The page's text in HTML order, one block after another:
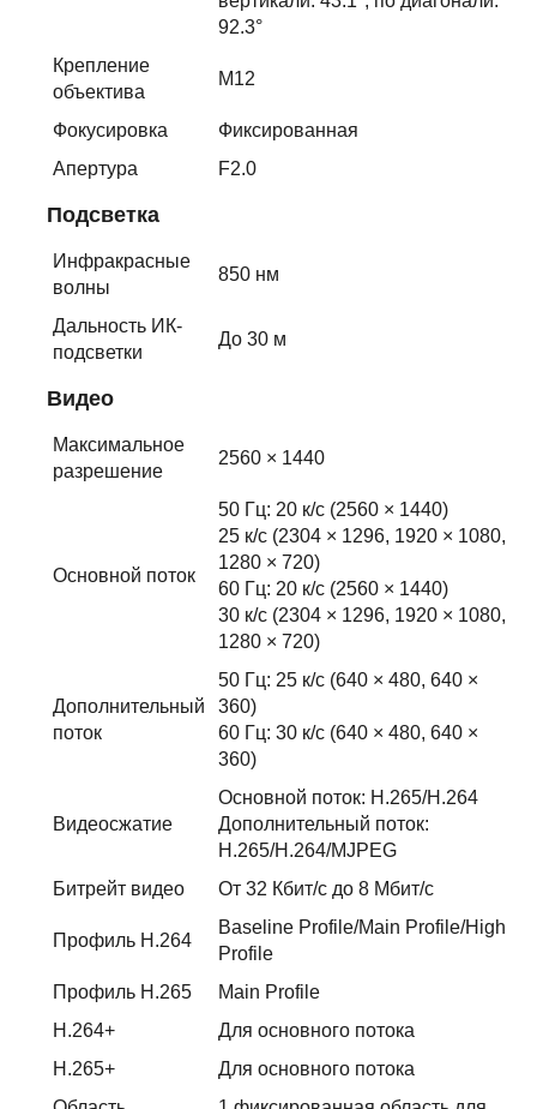
92.3°
Крепление
объектива
M12
Фокусировка
Фиксированная
Апертура
F2.0
Подсветка
Инфракрасные
волны
850 нм
Дальность ИК-
подсветки
До 30 м
Видео
Максимальное
разрешение
2560 × 1440
Основной поток
50 Гц: 20 к/с (2560 × 1440)
25 к/с (2304 × 1296, 1920 × 1080,
1280 × 720)
60 Гц: 20 к/с (2560 × 1440)
30 к/с (2304 × 1296, 1920 × 1080,
1280 × 720)
Дополнительный
поток
50 Гц: 25 к/с (640 × 480, 640 ×
360)
60 Гц: 30 к/с (640 × 480, 640 ×
360)
Видеосжатие
Основной поток: H.265/H.264
Дополнительный поток:
H.265/H.264/MJPEG
Битрейт видео
От 32 Кбит/с до 8 Мбит/с
Профиль H.264
Baseline Profile/Main Profile/High
Profile
Профиль H.265
Main Profile
H.264+
Для основного потока
H.265+
Для основного потока